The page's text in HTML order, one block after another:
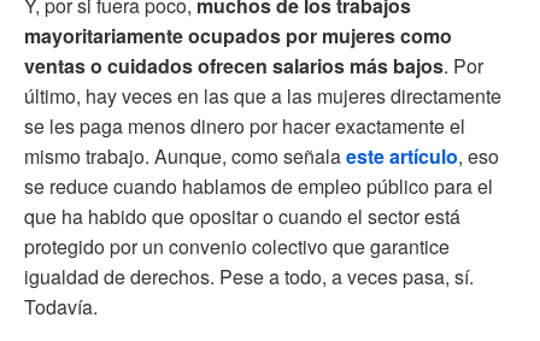
Y, por si fuera poco, muchos de los trabajos
mayoritariamente ocupados por mujeres como
ventas o cuidados ofrecen salarios más bajos. Por
último, hay veces en las que a las mujeres directamente
se les paga menos dinero por hacer exactamente el
mismo trabajo. Aunque, como señalaeste artículo, eso
se reduce cuando hablamos de empleo público para el
que ha habido que opositar o cuando el sector está
protegido por un convenio colectivo que garantice
igualdad de derechos. Pese a todo, a veces pasa, sí.
Todavía.